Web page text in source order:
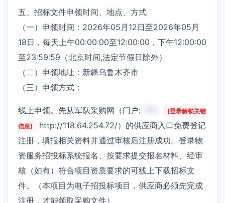
五、招标文件申领时间、地点、方式
（一）申领时间：2026年05月12日至2026年05月
18日，每天上午00:00:00至12:00:00，下午12:00:00
至23:59:59（北京时间,法定节假日除外）
（二）申领地址：新疆乌鲁木齐市
（三）申领方式：
线上申领。先从军队采购网（门户:
[登录解锁关键
信息]
http://118.64.254.72/）的供应商入口免费登记
注册，填报相关资料并通过审核后注册成功。登录物
资服务招投标系统报名、按要求提交报名材料、经审
核（如有）符合项目资质要求的可线上下载招标文
件。（本项目为电子招投标项目，供应商必须先完成
注册，才能领取采购文件）